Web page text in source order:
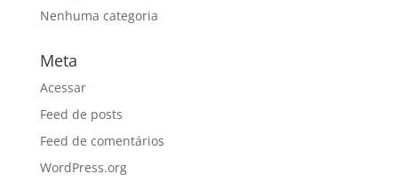
Nenhuma categoria
Meta
Acessar
Feed de posts
Feed de comentários
WordPress.org